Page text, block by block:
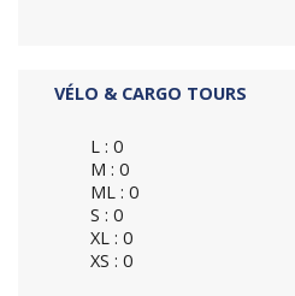
VÉLO & CARGO TOURS
L : 0
M : 0
ML : 0
S : 0
XL : 0
XS : 0